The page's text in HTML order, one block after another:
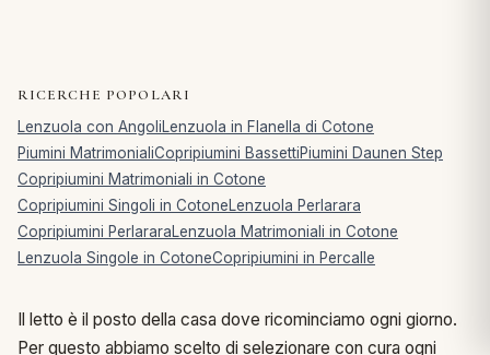
RICERCHE POPOLARI
Lenzuola con AngoliLenzuola in Flanella di Cotone
Piumini MatrimonialiCopripiumini BassettiPiumini Daunen Step
Copripiumini Matrimoniali in Cotone
Copripiumini Singoli in CotoneLenzuola Perlarara
Copripiumini PerlararaLenzuola Matrimoniali in Cotone
Lenzuola Singole in CotoneCopripiumini in Percalle
Il letto è il posto della casa dove ricominciamo ogni giorno.
Per questo abbiamo scelto di selezionare con cura ogni